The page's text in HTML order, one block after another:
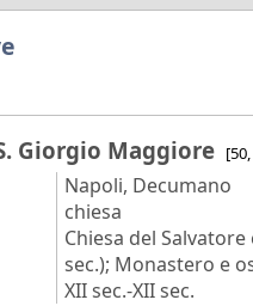
Giorgio Maggiore
Napoli, Decumano
chiesa
Chiesa del
sec.); Monastero e
XII sec.-XII sec.